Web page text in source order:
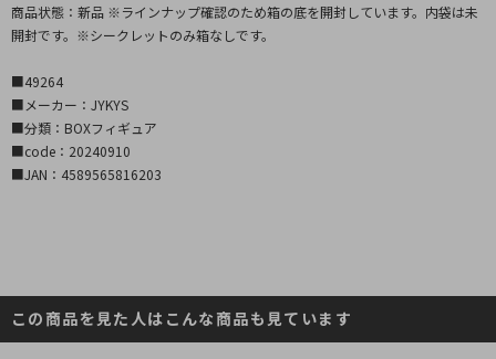
商品状態：新品 ※ラインナップ確認のため箱の底を開封しています。内袋は未
開封です。※シークレットのみ箱なしです。
■49264
■メーカー：JYKYS
■分類：BOXフィギュア
■code：20240910
■JAN：4589565816203
この商品を見た人はこんな商品も見ています